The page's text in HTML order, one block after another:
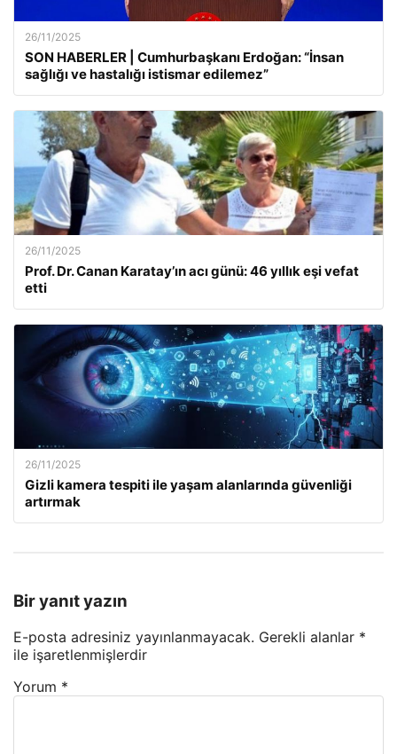
26/11/2025
SON HABERLER | Cumhurbaşkanı Erdoğan: “İnsan
sağlığı ve hastalığı istismar edilemez”
26/11/2025
Prof. Dr. Canan Karatay’ın acı günü: 46 yıllık eşi vefat
etti
26/11/2025
Gizli kamera tespiti ile yaşam alanlarında güvenliği
artırmak
Bir yanıt yazın
E-posta adresiniz yayınlanmayacak. Gerekli alanlar *
ile işaretlenmişlerdir
Yorum *